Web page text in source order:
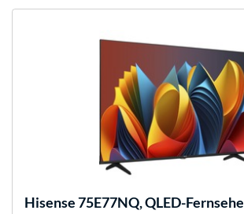
Hisense75E77NQ, QLED-